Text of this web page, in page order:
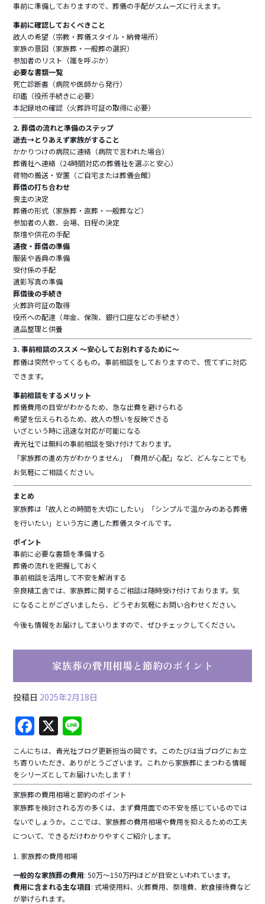
事前に準備しておりますので、葬儀の手配がスムーズに行えます。
事前に確認しておくべきこと
故人の希望（宗教・葬儀スタイル・納骨場所）
家族の意図（家族葬・一般葬の選択）
参加者のリスト（誰を呼ぶか）
必要な書類一覧
死亡診断書（病院や医師から発行）
印鑑（役所手続きに必要）
本記録地の確認（火葬許可証の取得に必要）
2. 葬儀の流れと準備のステップ
逝去→とりあえず家族がすること
かかりつけの病院に連絡（病院で言われた場合）
葬儀社へ連絡（24時間対応の葬儀社を選ぶと安心）
荷物の搬送・安置（ご自宅または葬儀会館）
葬儀の打ち合わせ
喪主の決定
葬儀の形式（家族葬・直葬・一般葬など）
参加者の人数、会場、日程の決定
祭壇や供花の手配
通夜・葬儀の準備
服装や香典の準備
受付係の手配
遺影写真の準備
葬儀後の手続き
火葬許可証の取得
役所への配達（年金、保険、銀行口座などの手続き）
遺品整理と供養
3. 事前相談のススメ ～安心してお別れするために～
葬儀は突然やってくるもの。事前相談をしておりますので、慌てずに対応
できます。
事前相談をするメリット
葬儀費用の目安がわかるため、急な出費を避けられる
希望を伝えられるため、故人の想いを反映できる
いざという時に迅速な対応が可能になる
青光社では無料の事前相談を受け付けております。
「家族葬の進め方がわかりません」「費用が心配」など、どんなことでも
お気軽にご相談ください。
まとめ
家族葬は「故人との時間を大切にしたい」「シンプルで温かみのある葬儀
を行いたい」という方に適した葬儀スタイルです。
ポイント
事前に必要な書類を準備する
葬儀の流れを把握しておく
事前相談を活用して不安を解消する
奈良精工舎では、家族葬に関するご相談は随時受け付けております。気
になることがございましたら、どうぞお気軽にお問い合わせください。
今後も情報をお届けしてまいりますので、ぜひチェックしてください。
家族葬の費用相場と節約のポイント
投稿日 2025年2月18日
F
a
c
e
b
o
o
k
X
n
e
こんにちは、青光社ブログ更新担当の岡です。このたびは当ブログにお立
ち寄りいただき、ありがとうございます。これから家族葬にまつわる情報
をシリーズとしてお届けいたします！
家族葬の費用相場と節約のポイント
家族葬を検討される方の多くは、まず費用面での不安を感じているのでは
ないでしょうか。ここでは、家族葬の費用相場や費用を抑えるための工夫
について、できるだけわかりやすくご紹介します。
1. 家族葬の費用相場
一般的な家族葬の費用: 50万～150万円ほどが目安といわれています。
費用に含まれる主な項目: 式場使用料、火葬費用、祭壇費、飲食接待費など
が挙げられます。